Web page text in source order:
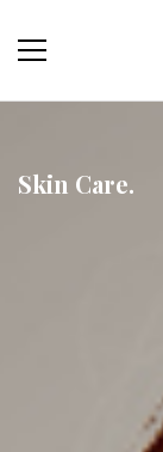
Skin Care.